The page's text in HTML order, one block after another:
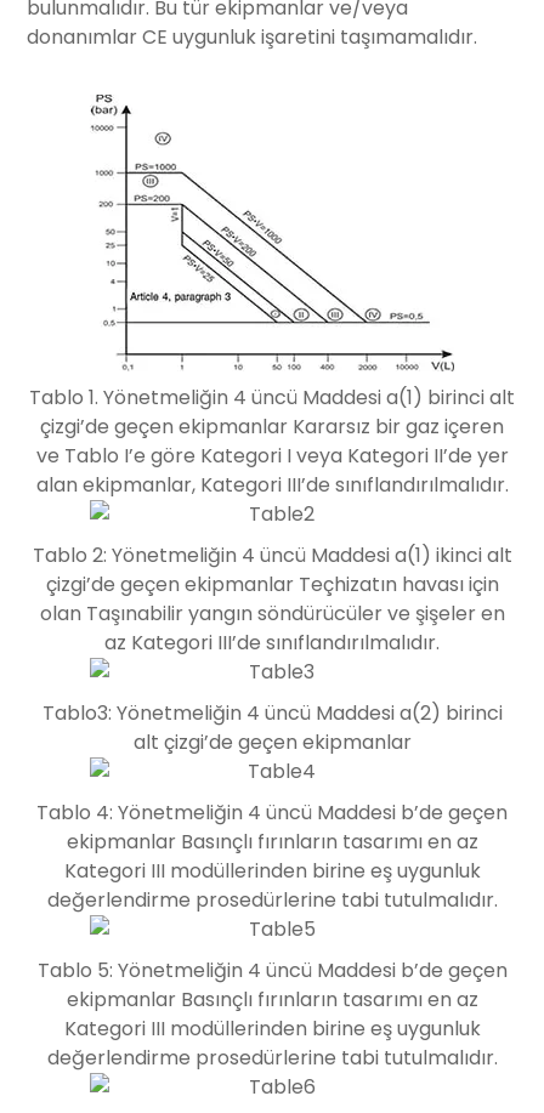
bulunmalıdır. Bu tür ekipmanlar ve/veya
donanımlar CE uygunluk işaretini taşımamalıdır.
Tablo 1. Yönetmeliğin 4 üncü Maddesi a(1) birinci alt
çizgi’de geçen ekipmanlar Kararsız bir gaz içeren
ve Tablo I’e göre Kategori I veya Kategori II’de yer
alan ekipmanlar, Kategori III’de sınıflandırılmalıdır.
Tablo 2: Yönetmeliğin 4 üncü Maddesi a(1) ikinci alt
çizgi’de geçen ekipmanlar Teçhizatın havası için
olan Taşınabilir yangın söndürücüler ve şişeler en
az Kategori III’de sınıflandırılmalıdır.
Tablo3: Yönetmeliğin 4 üncü Maddesi a(2) birinci
alt çizgi’de geçen ekipmanlar
Tablo 4: Yönetmeliğin 4 üncü Maddesi b’de geçen
ekipmanlar Basınçlı fırınların tasarımı en az
Kategori III modüllerinden birine eş uygunluk
değerlendirme prosedürlerine tabi tutulmalıdır.
Tablo 5: Yönetmeliğin 4 üncü Maddesi b’de geçen
ekipmanlar Basınçlı fırınların tasarımı en az
Kategori III modüllerinden birine eş uygunluk
değerlendirme prosedürlerine tabi tutulmalıdır.